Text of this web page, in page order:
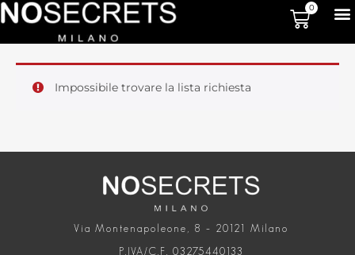
0
Impossibile trovare la lista richiesta
Via Montenapoleone, 8 – 20121 Milano
P.IVA/C.F. 03275440133